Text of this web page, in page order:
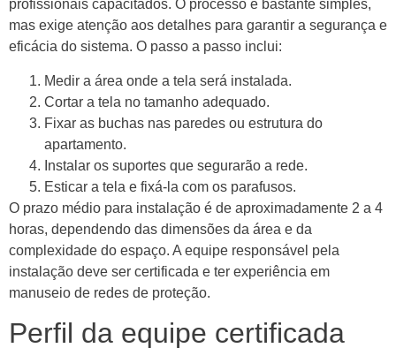
profissionais capacitados. O processo é bastante simples,
mas exige atenção aos detalhes para garantir a segurança e
eficácia do sistema. O passo a passo inclui:
Medir a área onde a tela será instalada.
Cortar a tela no tamanho adequado.
Fixar as buchas nas paredes ou estrutura do
apartamento.
Instalar os suportes que segurarão a rede.
Esticar a tela e fixá-la com os parafusos.
O prazo médio para instalação é de aproximadamente 2 a 4
horas, dependendo das dimensões da área e da
complexidade do espaço. A equipe responsável pela
instalação deve ser certificada e ter experiência em
manuseio de redes de proteção.
Perfil da equipe certificada